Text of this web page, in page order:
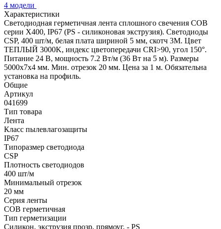
4 модели
Характеристики
Светодиодная герметичная лента сплошного свечения COB
серии X400, IP67 (PS - силиконовая экструзия). Светодиоды
CSP, 400 шт/м, белая плата шириной 5 мм, скотч 3M. Цвет
ТЕПЛЫЙ 3000K, индекс цветопередачи CRI>90, угол 150°.
Питание 24 В, мощность 7.2 Вт/м (36 Вт на 5 м). Размеры
5000х7х4 мм. Мин. отрезок 20 мм. Цена за 1 м. Обязательна
установка на профиль.
Общие
Артикул
041699
Тип товара
Лента
Класс пылевлагозащиты
IP67
Типоразмер светодиода
CSP
Плотность светодиодов
400 шт/м
Минимальный отрезок
20 мм
Серия ленты
COB герметичная
Тип герметизации
Силикон, экструзия прозр. прямоуг. - PS